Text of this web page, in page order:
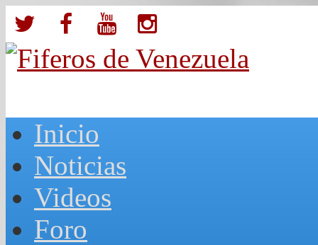
Inicio
Noticias
Videos
Foro